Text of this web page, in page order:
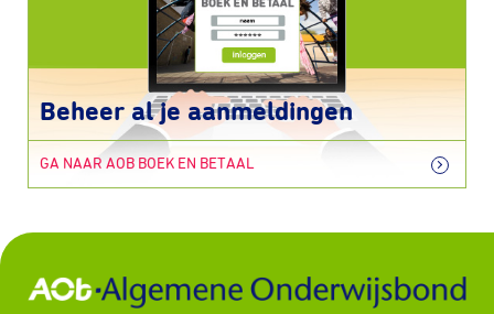
Beheer al je aanmeldingen
GA NAAR AOB BOEK EN BETAAL